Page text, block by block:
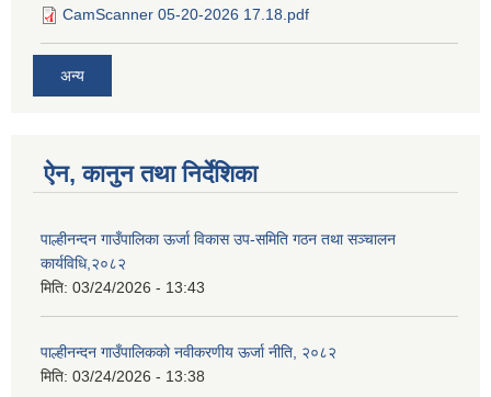
CamScanner 05-20-2026 17.18.pdf
अन्य
ऐन, कानुन तथा निर्देशिका
पाल्हीनन्दन गाउँपालिका ऊर्जा विकास उप-समिति गठन तथा सञ्चालन
कार्यविधि,२०८२
मिति: 03/24/2026 - 13:43
पाल्हीनन्दन गाउँपालिकको नवीकरणीय ऊर्जा नीति, २०८२
मिति: 03/24/2026 - 13:38